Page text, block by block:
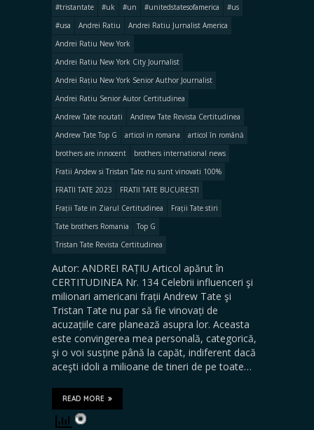
#tristantate
#uk #un #unitedstatesofamerica
#us
#usa
Andrei Ratiu
Andrei Ratiu Jurnalist America
Andrei Ratiu New York
Andrei Ratiu New York City Journalist
Andrei Rațiu New York Senior Author Journalist
Andrei Ratiu Senior Autor Certitudinea
Andrew Tate noutati
Andrew Tate Revista Certitudinea
Andrew Tate Top G
articol in romana
articol în română
brothers are innocent
brothers international news
Fratii Andew si Tristan Tate nu sunt vinovati 100%
FRATII TATE 2023
FRATII TATE BUCURESTI
Frații Tate in Ziarul Certitudinea
Frații Tate stiri
Tate brothers Romania
Top G
Tristan Tate Revista Certitudinea
Autor: ANDREI RAȚIU Articol apărut în
CERTITUDINEA Nr. 134 Celebrii influenceri şi
milionari americani frații Andrew Tate şi
Tristan Tate nu par să fie vinovați de
acuzațiile care planează asupra lor. Aceasta
este convingerea mea personală, categorică,
şi o voi susține până la capăt, indiferent dacă
aceşti idoli a milioane de tineri de pe toate…
READ MORE